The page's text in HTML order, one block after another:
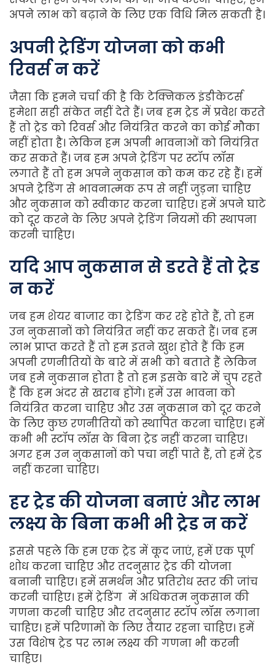
अपने लाभ को बढ़ाने के लिए एक विधि मिल सकती है।
अपनी ट्रेडिंग योजना को कभी
रिवर्स न करें
जैसा कि हमने चर्चा की है कि टेक्निकल इंडीकेटर्स
हमेशा सही संकेत नहीं देते हैं। जब हम ट्रेड में प्रवेश करते
हैं तो ट्रेड को रिवर्स और नियंत्रित करने का कोई मौका
नहीं होता है। लेकिन हम अपनी भावनाओं को नियंत्रित
कर सकते हैं। जब हम अपने ट्रेडिंग पर स्टॉप लॉस
लगाते हैं तो हम अपने नुकसान को कम कर रहे हैं। हमें
अपने ट्रेडिंग से भावनात्मक रूप से नहीं जुड़ना चाहिए
और नुकसान को स्वीकार करना चाहिए। हमें अपने घाटे
को दूर करने के लिए अपने ट्रेडिंग नियमों की स्थापना
करनी चाहिए।
यदिआपनुकसानसेडरतेहैंतोट्रेड
नकरें
जब हम शेयर बाजार का ट्रेडिंग कर रहे होते हैं, तो हम
उन नुकसानों को नियंत्रित नहीं कर सकते हैं। जब हम
लाभ प्राप्त करते हैं तो हम इतने खुश होते हैं कि हम
अपनी रणनीतियों के बारे में सभी को बताते हैं लेकिन
जब हमे नुकसान होता है तो हम इसके बारे में चुप रहते
हैं कि हम अंदर से खराब होंगे। हमें उस भावना को
नियंत्रित करना चाहिए और उस नुकसान को दूर करने
के लिए कुछ रणनीतियों को स्थापित करना चाहिए। हमें
कभी भी स्टॉप लॉस के बिना ट्रेड नहीं करना चाहिए।
अगर हम उन नुकसानों को पचा नहीं पाते हैं, तो हमें ट्रेड
नहीं करना चाहिए।
हरट्रेडकीयोजनाबनाएंऔरलाभ
लक्ष्यकेबिनाकभी भीट्रेडनकरें
इससे पहले कि हम एक ट्रेड में कूद जाएं, हमें एक पूर्ण
शोध करना चाहिए और तदनुसार ट्रेड की योजना
बनानी चाहिए। हमें समर्थन और प्रतिरोध स्तर की जांच
करनी चाहिए। हमें ट्रेडिंग में अधिकतम नुकसान की
गणना करनी चाहिए और तदनुसार स्टॉप लॉस लगाना
चाहिए। हमें परिणामों के लिए तैयार रहना चाहिए। हमें
उस विशेष ट्रेड पर लाभ लक्ष्य की गणना भी करनी
चाहिए।